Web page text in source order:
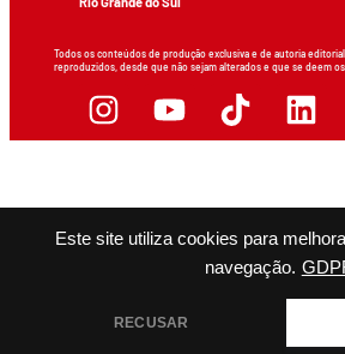
Este site utiliza cookies para
navegação.
RECUSAR
Todos os conteúdos de produção exclusiva e de autoria
reproduzidos, desde que não sejam alterados e que se deem